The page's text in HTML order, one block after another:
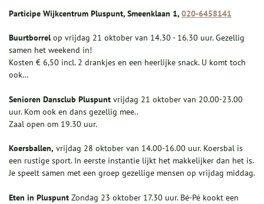
Participe Wijkcentrum Pluspunt, Smeenklaan 1, 020-6458141
Buurtborrel op vrijdag 21 oktober van 14.30 - 16.30 uur. Gezellig
samen het weekend in!
Kosten € 6,50 incl. 2 drankjes en een heerlijke snack. U komt toch
ook…
Senioren Dansclub Pluspunt vrijdag 21 oktober van 20.00-23.00
uur. Kom ook en dans gezellig mee..
Zaal open om 19.30 uur.
Koersballen, vrijdag 28 oktober van 14.00-16.00 uur. Koersbal is
een rustige sport. In eerste instantie lijkt het makkelijker dan het is.
Je speelt samen met een groep gezellige mensen op vrijdag middag.
Eten in Pluspunt Zondag 23 oktober 17.30 uur. Bé-Pé kookt een